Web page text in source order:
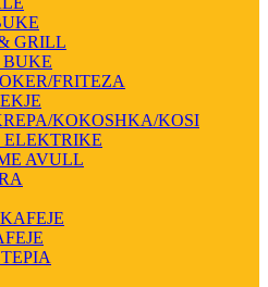
GRILL
BUKE
FRITEZA
KOKOSHKA/KOSI
ELEKTRIKE
AVULL